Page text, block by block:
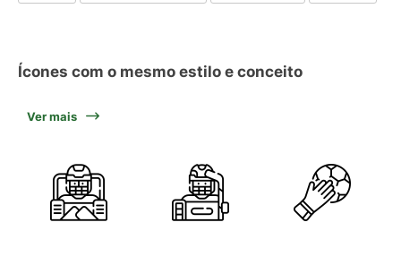
Ícones com o mesmo estilo e conceito
Ver mais